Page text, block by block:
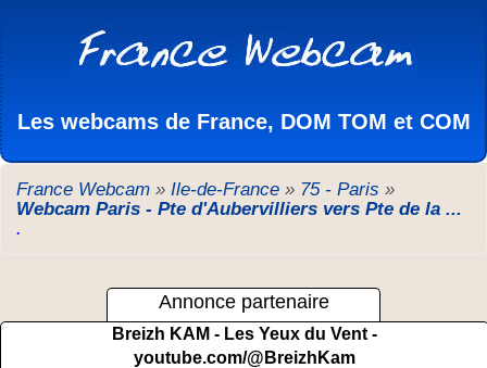
Les webcams de France, DOM TOM et COM
France Webcam » Ile-de-France » 75 - Paris »
Webcam Paris - Pte d'Aubervilliers vers Pte de la ...
.
Annonce partenaire
Breizh KAM - Les Yeux du Vent -
youtube.com/@BreizhKam